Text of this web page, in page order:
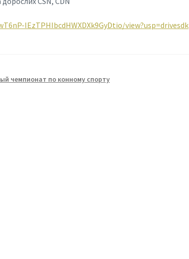
IEzTPHIbcdHWXDXk9GyDtio/view?usp=drivesdk
чемпионат по конному спорту